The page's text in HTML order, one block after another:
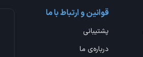
قوانین و ارتباط با ما
پشتیبانی
درباره‌ی ما